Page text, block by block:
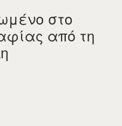
στο
από τη